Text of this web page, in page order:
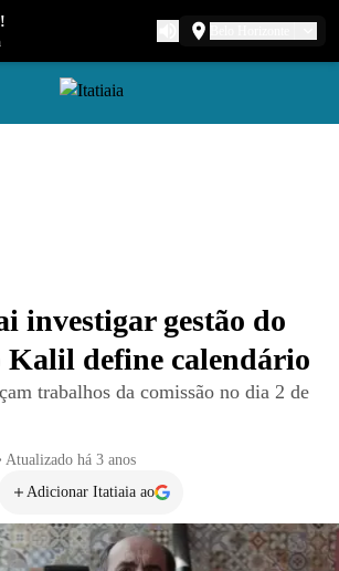
investigar gestão do
Kalil define calendário
trabalhos da comissão no dia 2 de
Atualizado há 3 anos
Adicionar Itatiaia ao